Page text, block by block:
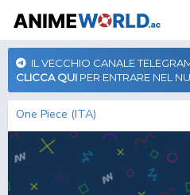
IL VECCHIO CANALE
CLICCA QUI PER ENTRARE NEL
One Piece (ITA)